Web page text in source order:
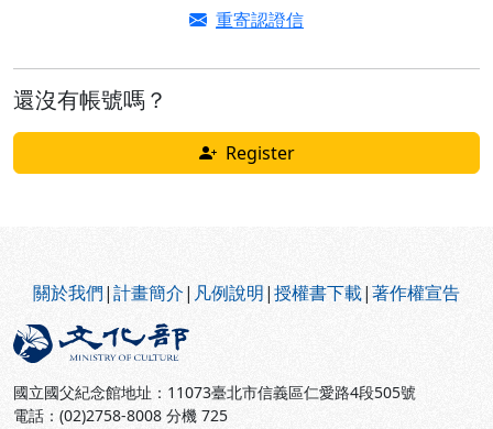
重寄認證信
還沒有帳號嗎？
Register
關於我們|計畫簡介| 凡例說明|授權書下載|著作權宣告
國立國父紀念館地址：11073臺北市信義區仁愛路4段505號
電話：(02)2758-8008 分機 725